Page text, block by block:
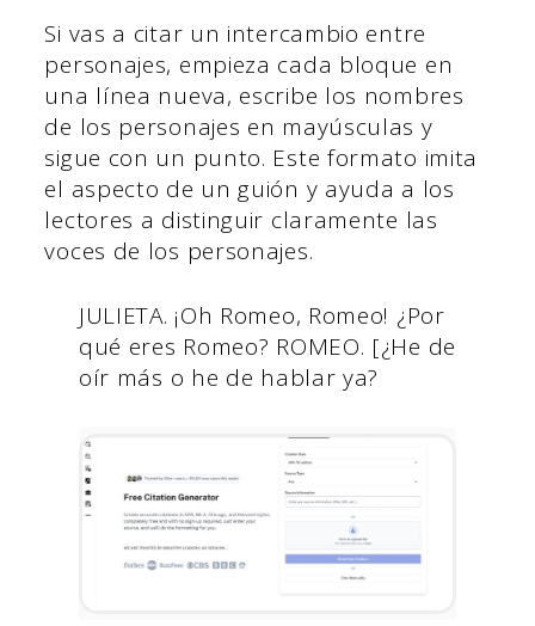
Si vas a citar un intercambio entre
personajes, empieza cada bloque en
una línea nueva, escribe los nombres
de los personajes en mayúsculas y
sigue con un punto. Este formato imita
el aspecto de un guión y ayuda a los
lectores a distinguir claramente las
voces de los personajes.
JULIETA. ¡Oh Romeo, Romeo! ¿Por
qué eres Romeo? ROMEO. [¿He de
oír más o he de hablar ya?